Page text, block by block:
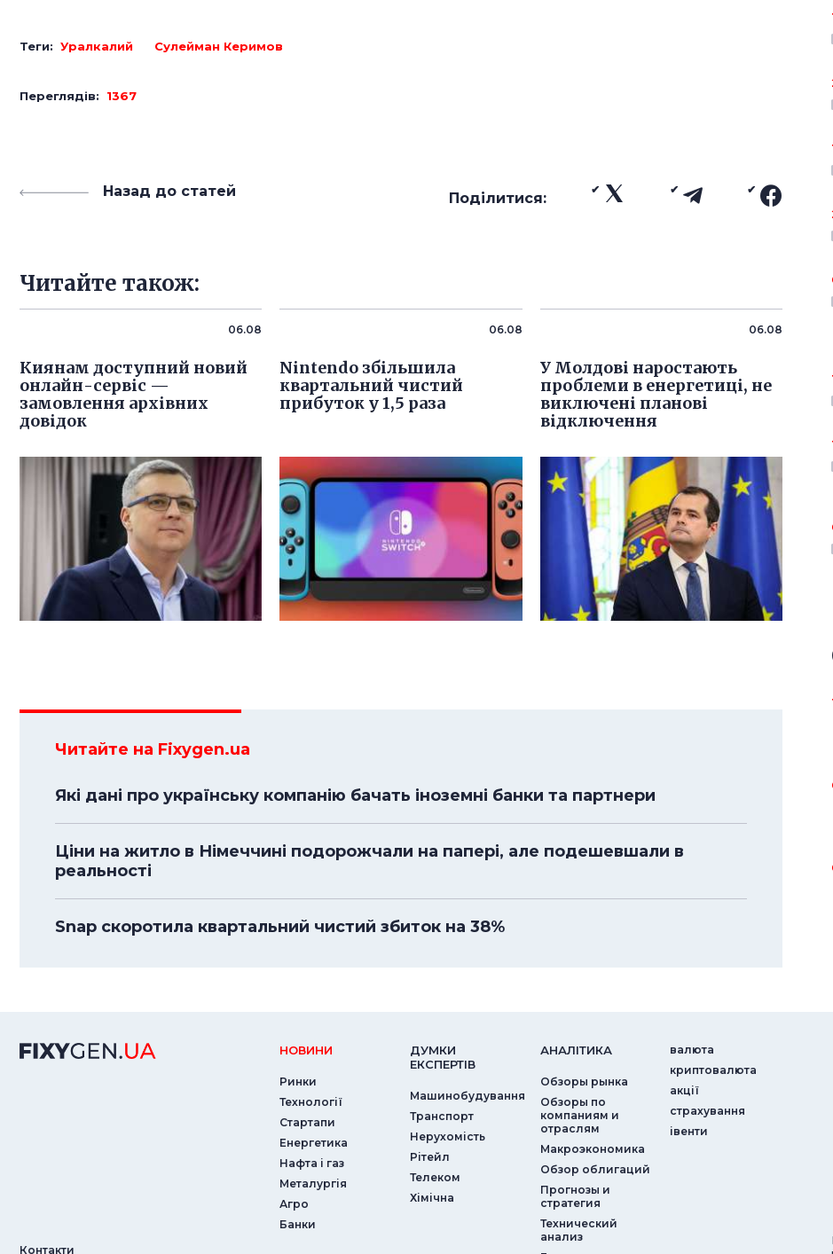
Теги: Уралкалий Сулейман Керимов
Переглядів: 1367
Назад до статей Поділитися:
Читайте також:
06.08
Киянам доступний новий
онлайн-сервіс —
замовлення архівних
довідок
06.08
Nintendo збільшила
квартальний чистий
прибуток у 1,5 раза
06.08
У Молдові наростають
проблеми в енергетиці, не
виключені планові
відключення
Читайте на Fixygen.ua
Які дані про українську компанію бачать іноземні банки та партнери
Ціни на житло в Німеччині подорожчали на папері, але подешевшали в
реальності
Snap скоротила квартальний чистий збиток на 38%
Контакти
НОВИНИ
Ринки
Технології
Стартапи
Енергетика
Нафта і газ
Металургія
Агро
Банки
ДУМКИ
ЕКСПЕРТIВ
Машинобудування
Транспорт
Нерухомість
Рітейл
Телеком
Хімічна
АНАЛIТИКА
Обзоры рынка
Обзоры по
компаниям и
отраслям
Макроэкономика
Обзор облигаций
Прогнозы и
стратегия
Технический
анализ
валюта
криптовалюта
акції
страхування
iвенти